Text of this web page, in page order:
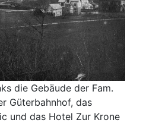
die Gebäude der Fam.
Güterbahnhof, das
und das Hotel Zur Krone